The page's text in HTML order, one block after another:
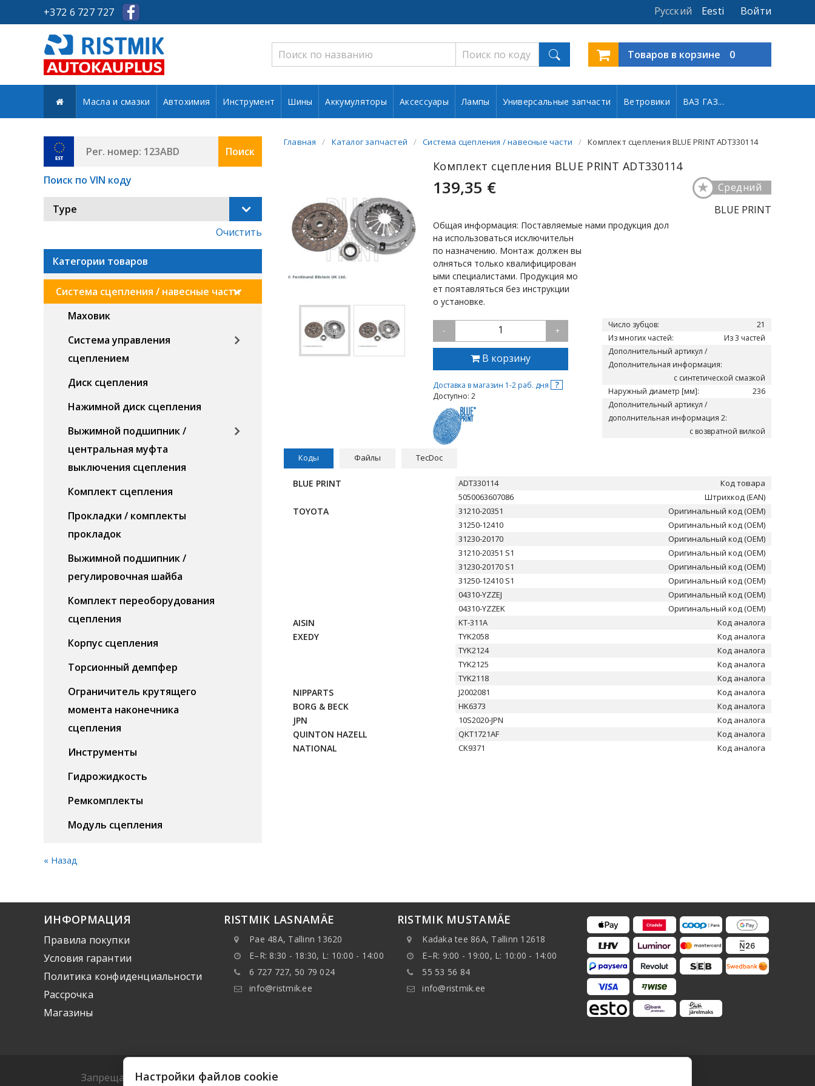
+372 6 727 727 Войти
Eesti
Русский
Товаров в корзине 0
Масла и смазки Автохимия Инструмент Шины Аккумуляторы Аксессуары Лампы Универсальные запчасти Ветровики ВАЗ ГАЗ...
Поиск
Поиск по VIN коду
Type
Очистить
Категории товаров
Система сцепления / навесные части
Маховик
Система управления
сцеплением
Диск сцепления
Нажимной диск сцепления
Выжимной подшипник /
центральная муфта
выключения сцепления
Комплект сцепления
Прокладки / комплекты
прокладок
Выжимной подшипник /
регулировочная шайба
Комплект переоборудования
сцепления
Корпус сцепления
Торсионный демпфер
Ограничитель крутящего
момента наконечника
сцепления
Инструменты
Гидрожидкость
Ремкомплекты
Модуль сцепления
« Назад
Главная Каталог запчастей Система сцепления / навесные части Комплект сцепления BLUE PRINT ADT330114
Комплект сцепления BLUE PRINT ADT330114
139,35 € Средний
★
BLUE PRINT
Общая информация: Поставляемые нами продукция дол
на использоваться исключительн
по назначению. Монтаж должен вы
олняться только квалифицирован
ыми специалистами. Продукция мо
ет поятавляться без инструкции
о установке.
- 1 +
В корзину
Доставка в магазин 1-2 раб. дня ?
Доступно: 2
Число зубцов:
21
Из многих частей:
Из 3 частей
Дополнительный артикул /
Дополнительная информация:
с синтетической смазкой
Наружный диаметр [мм]:
236
Дополнительный артикул /
дополнительная информация 2:
с возвратной вилкой
Коды Файлы TecDoc
BLUE PRINT ADT330114
Код товара
5050063607086
Штрихкод (EAN)
TOYOTA 31210-20351
Оригинальный код (OEM)
31250-12410
Оригинальный код (OEM)
31230-20170
Оригинальный код (OEM)
31210-20351 S1
Оригинальный код (OEM)
31230-20170 S1
Оригинальный код (OEM)
31250-12410 S1
Оригинальный код (OEM)
04310-YZZEJ
Оригинальный код (OEM)
04310-YZZEK
Оригинальный код (OEM)
AISIN KT-311A Код аналога
EXEDY TYK2058
Код аналога
TYK2124
Код аналога
TYK2125
Код аналога
TYK2118
Код аналога
NIPPARTS J2002081 Код аналога
BORG & BECK HK6373 Код аналога
JPN 10S2020-JPN Код аналога
QUINTON HAZELL QKT1721AF Код аналога
NATIONAL CK9371 Код аналога
ИНФОРМАЦИЯ
Правила покупки
Условия гарантии
Политика конфиденциальности
Рассрочка
Mагазины
RISTMIK LASNAMÄE
Pae 48A, Tallinn 13620
E–R: 8:30 - 18:30, L: 10:00 - 14:00
6 727 727, 50 79 024
info@ristmik.ee
RISTMIK MUSTAMÄE
Kadaka tee 86A, Tallinn 12618
E–R: 9:00 - 19:00, L: 10:00 - 14:00
55 53 56 84
info@ristmik.ee
Запрещается копировать какие-либо данные, указанные на веб-сайте, в особенности, информацию баз данных. Не
Настройки файлов cookie